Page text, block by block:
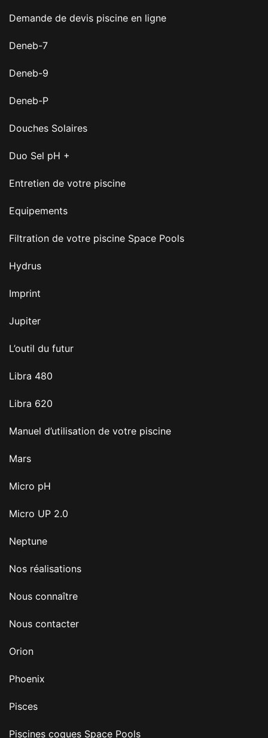
Demande de devis piscine en ligne
Deneb-7
Deneb-9
Deneb-P
Douches Solaires
Duo Sel pH +
Entretien de votre piscine
Equipements
Filtration de votre piscine Space Pools
Hydrus
Imprint
Jupiter
L’outil du futur
Libra 480
Libra 620
Manuel d’utilisation de votre piscine
Mars
Micro pH
Micro UP 2.0
Neptune
Nos réalisations
Nous connaître
Nous contacter
Orion
Phoenix
Pisces
Piscines coques Space Pools